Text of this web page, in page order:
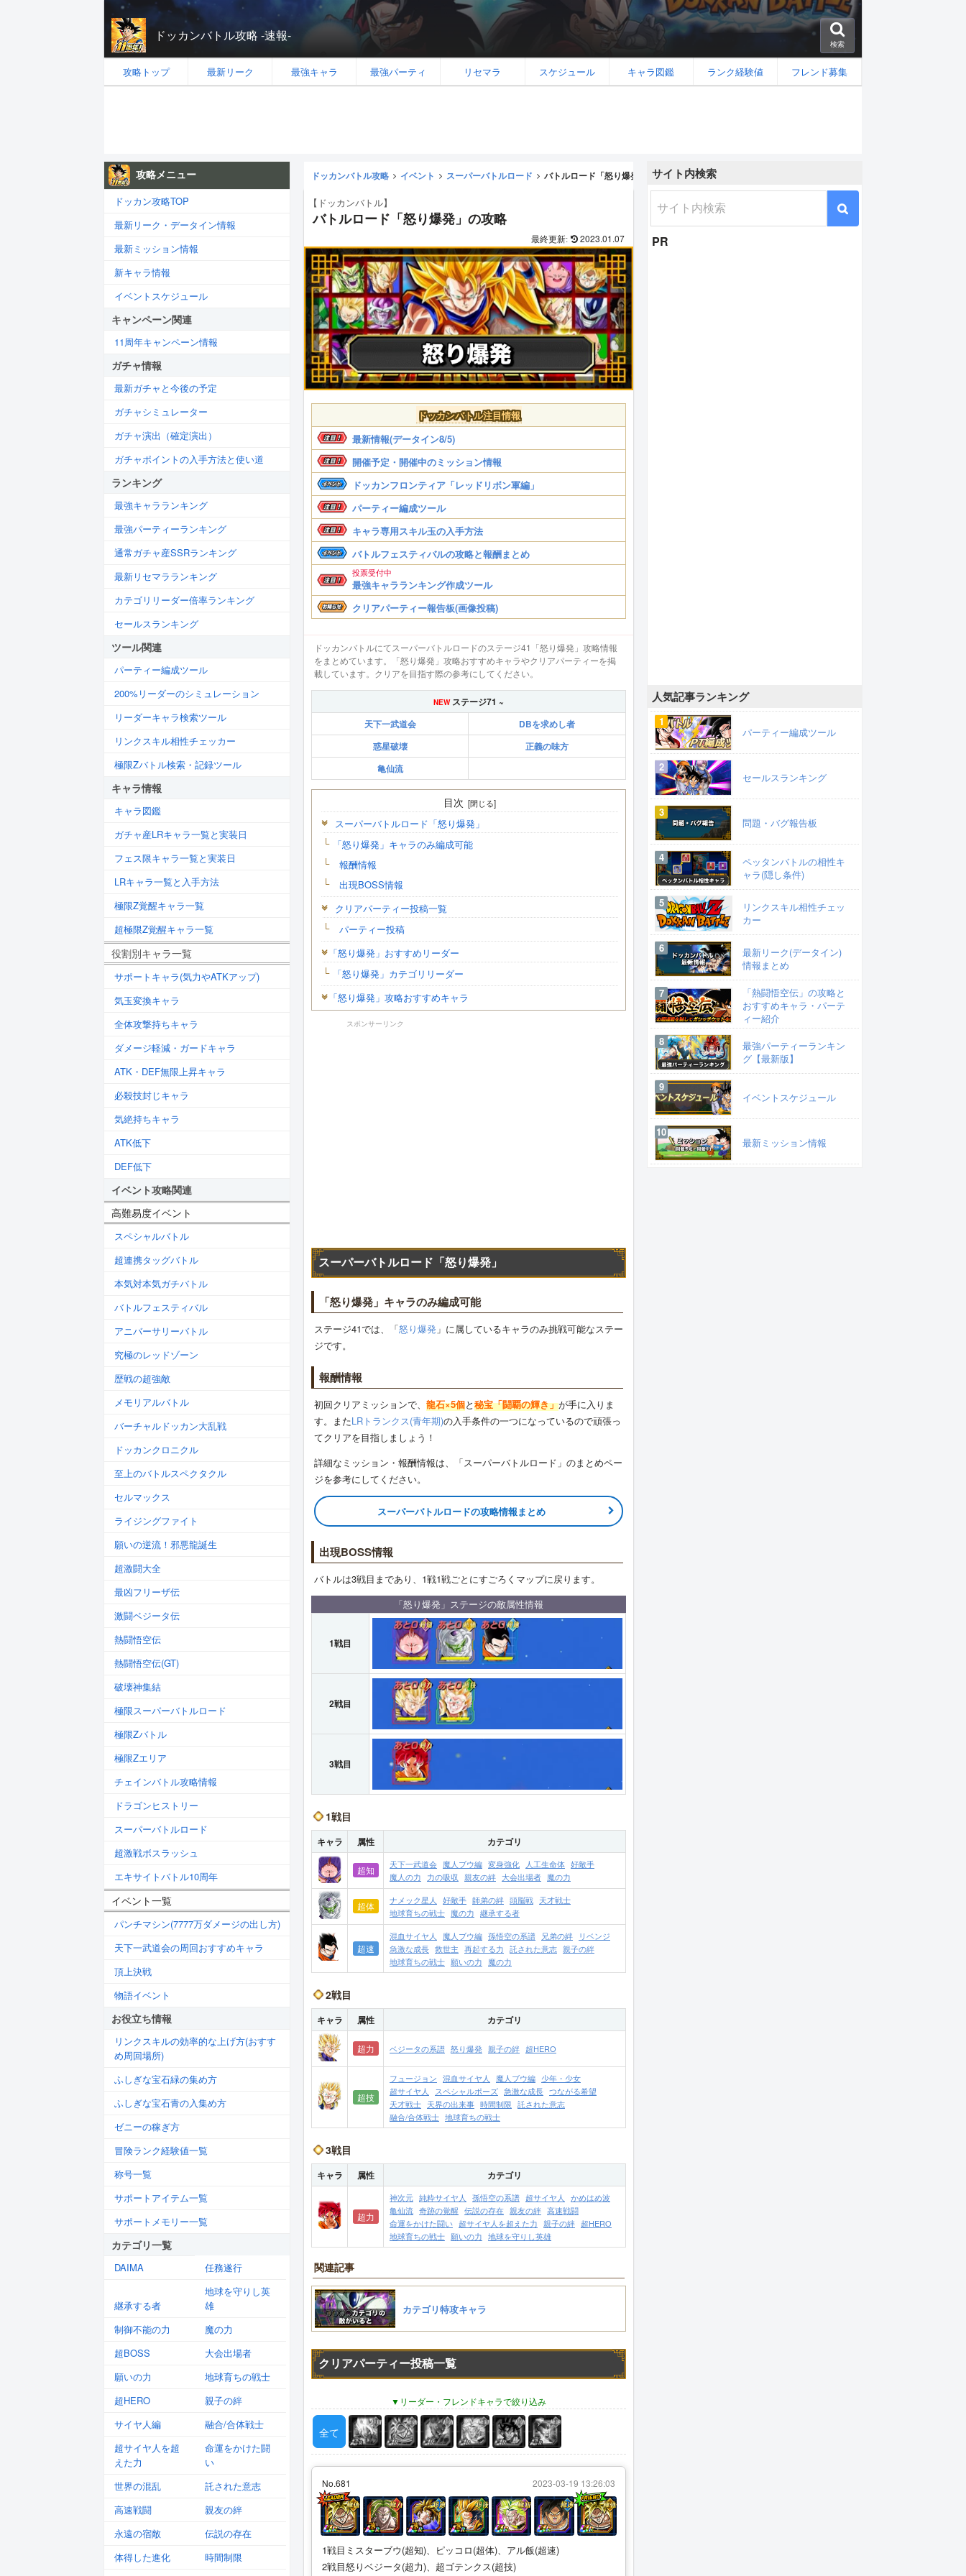
ドッカンバトル攻略 -速報-
検索
攻略トップ 最新リーク 最強キャラ 最強パーティ リセマラ スケジュール キャラ図鑑 ランク経験値 フレンド募集
ドッカンバトル攻略 イベント スーパーバトルロード バトルロード「怒り爆発」の攻略
【ドッカンバトル】
バトルロード「怒り爆発」の攻略
2023.01.07
ドッカンバトル注目情報
最新情報(データイン8/5)
開催予定・開催中のミッション情報
ドッカンフロンティア「レッドリボン軍編」
パーティー編成ツール
キャラ専用スキル玉の入手方法
バトルフェスティバルの攻略と報酬まとめ
投票受付中
最強キャラランキング作成ツール
クリアパーティー報告板(画像投稿)
ドッカンバトルにてスーパーバトルロードのステージ41「怒り爆発」攻略情報
をまとめています。「怒り爆発」攻略おすすめキャラやクリアパーティーを掲
載しています。クリアを目指す際の参考にしてください。
ステージ71 ~
天下一武道会
DBを求めし者
惑星破壊
正義の味方
亀仙流
目次
スーパーバトルロード「怒り爆発」
「怒り爆発」キャラのみ編成可能
報酬情報
出現BOSS情報
クリアパーティー投稿一覧
パーティー投稿
「怒り爆発」おすすめリーダー
「怒り爆発」カテゴリリーダー
「怒り爆発」攻略おすすめキャラ
スポンサーリンク
スーパーバトルロード「怒り爆発」
「怒り爆発」キャラのみ編成可能
ステージ41では、「怒り爆発 」に属しているキャラのみ挑戦可能なステー
ジです。
報酬情報
初回クリアミッションで、 龍石×5個と秘宝「闘覇の輝き」が手に入りま
す。またLRトランクス(青年期)の入手条件の一つになっているので頑張っ
てクリアを目指しましょう！
詳細なミッション・報酬情報は、「スーパーバトルロード」のまとめペー
ジを参考にしてください。
スーパーバトルロードの攻略情報まとめ
出現BOSS情報
バトルは3戦目まであり、1戦1戦ごとにすごろくマップに戻ります。
「怒り爆発」ステージの敵属性情報
1戦目
2戦目
3戦目
1戦目
キャラ 属性 カテゴリ
超知 天下一武道会 魔人ブウ編 変身強化 人工生命体 好敵手
魔人の力
力の吸収 親友の絆 大会出場者 魔の力
超体 ナメック星人 好敵手 師弟の絆 頭脳戦 天才戦士
地球育ちの戦士 魔の力 継承する者
超速
混血サイヤ人 魔人ブウ編 孫悟空の系譜 兄弟の絆
リベンジ
急激な成長 救世主 再起する力 託された意志 親子の絆
地球育ちの戦士 願いの力 魔の力
2戦目
キャラ 属性 カテゴリ
超力 ベジータの系譜 怒り爆発 親子の絆 超HERO
超技
フュージョン 混血サイヤ人 魔人ブウ編 少年・少女
超サイヤ人
スペシャルポーズ 急激な成長 つながる希望
天才戦士 天界の出来事 時間制限 託された意志
融合/合体戦士 地球育ちの戦士
3戦目
キャラ 属性 カテゴリ
超力
神次元 純粋サイヤ人 孫悟空の系譜 超サイヤ人
かめはめ波
亀仙流 奇跡の覚醒 伝説の存在 親友の絆 高速戦闘
命運をかけた闘い 超サイヤ人を超えた力 親子の絆 超HERO
地球育ちの戦士 願いの力 地球を守りし英雄
関連記事
カテゴリ特攻キャラ
クリアパーティー投稿一覧
リーダー・フレンドキャラで絞り込み
全て
No.681 2023-03-19 13:26:03
1戦目ミスターブウ(超知)、ピッコロ(超体)、アル飯(超速)
2戦目怒りベジータ(超力)、超ゴテンクス(超技)
攻略メニュー
ドッカン攻略TOP
最新リーク・データイン情報
最新ミッション情報
新キャラ情報
イベントスケジュール
キャンペーン関連
11周年キャンペーン情報
ガチャ情報
最新ガチャと今後の予定
ガチャシミュレーター
ガチャ演出（確定演出）
ガチャポイントの入手方法と使い道
ランキング
最強キャラランキング
最強パーティーランキング
通常ガチャ産SSRランキング
最新リセマラランキング
カテゴリリーダー倍率ランキング
セールスランキング
ツール関連
パーティー編成ツール
200%リーダーのシミュレーション
リーダーキャラ検索ツール
リンクスキル相性チェッカー
極限Zバトル検索・記録ツール
キャラ情報
キャラ図鑑
ガチャ産LRキャラ一覧と実装日
フェス限キャラ一覧と実装日
LRキャラ一覧と入手方法
極限Z覚醒キャラ一覧
超極限Z覚醒キャラ一覧
役割別キャラ一覧
サポートキャラ(気力やATKアップ)
気玉変換キャラ
全体攻撃持ちキャラ
ダメージ軽減・ガードキャラ
ATK・DEF無限上昇キャラ
必殺技封じキャラ
気絶持ちキャラ
ATK低下
DEF低下
イベント攻略関連
高難易度イベント
スペシャルバトル
超連携タッグバトル
本気対本気ガチバトル
バトルフェスティバル
アニバーサリーバトル
究極のレッドゾーン
歴戦の超強敵
メモリアルバトル
バーチャルドッカン大乱戦
ドッカンクロニクル
至上のバトルスペクタクル
セルマックス
ライジングファイト
願いの逆流！邪悪龍誕生
超激闘大全
最凶フリーザ伝
激闘ベジータ伝
熱闘悟空伝
熱闘悟空伝(GT)
破壊神集結
極限スーパーバトルロード
極限Zバトル
極限Zエリア
チェインバトル攻略情報
ドラゴンヒストリー
スーパーバトルロード
超激戦ボスラッシュ
エキサイトバトル10周年
イベント一覧
パンチマシン(7777万ダメージの出し方)
天下一武道会の周回おすすめキャラ
頂上決戦
物語イベント
お役立ち情報
リンクスキルの効率的な上げ方(おすす
め周回場所)
ふしぎな宝石緑の集め方
ふしぎな宝石青の入集め方
ゼニーの稼ぎ方
冒険ランク経験値一覧
称号一覧
サポートアイテム一覧
サポートメモリー一覧
カテゴリ一覧
DAIMA 任務遂行
継承する者
地球を守りし英
雄
制御不能の力
魔の力
超BOSS
大会出場者
願いの力
地球育ちの戦士
超HERO
親子の絆
サイヤ人編
融合/合体戦士
超サイヤ人を超
えた力
命運をかけた闘
い
世界の混乱
託された意志
高速戦闘
親友の絆
永遠の宿敵
伝説の存在
体得した進化
時間制限
サイト内検索
PR
人気記事ランキング
パーティー編成ツール
セールスランキング
問題・バグ報告板
ペッタンバトルの相性キ
ャラ(隠し条件)
リンクスキル相性チェッ
カー
最新リーク(データイン)
情報まとめ
「熱闘悟空伝」の攻略と
おすすめキャラ・パーテ
ィー紹介
最強パーティーランキン
グ【最新版】
イベントスケジュール
最新ミッション情報